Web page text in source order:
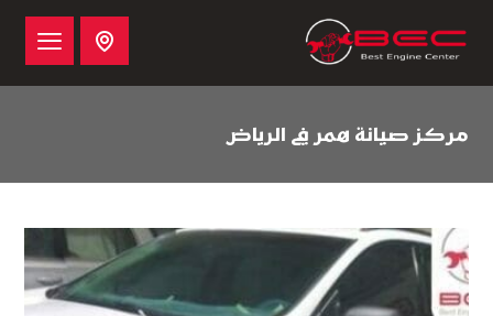
مركز صيانة همر في الرياض